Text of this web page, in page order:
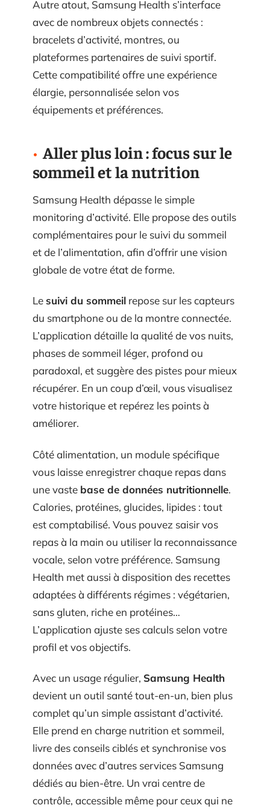
Autre atout, Samsung Health s’interface
avec de nombreux objets connectés :
bracelets d’activité, montres, ou
plateformes partenaires de suivi sportif.
Cette compatibilité offre une expérience
élargie, personnalisée selon vos
équipements et préférences.
Aller plus loin : focus sur le
sommeil et la nutrition
Samsung Health dépasse le simple
monitoring d’activité. Elle propose des outils
complémentaires pour le suivi du sommeil
et de l’alimentation, afin d’offrir une vision
globale de votre état de forme.
Lesuivi du sommeil repose sur les capteurs
du smartphone ou de la montre connectée.
L’application détaille la qualité de vos nuits,
phases de sommeil léger, profond ou
paradoxal, et suggère des pistes pour mieux
récupérer. En un coup d’œil, vous visualisez
votre historique et repérez les points à
améliorer.
Côté alimentation, un module spécifique
vous laisse enregistrer chaque repas dans
une vaste base de données nutritionnelle.
Calories, protéines, glucides, lipides : tout
est comptabilisé. Vous pouvez saisir vos
repas à la main ou utiliser la reconnaissance
vocale, selon votre préférence. Samsung
Health met aussi à disposition des recettes
adaptées à différents régimes : végétarien,
sans gluten, riche en protéines…
L’application ajuste ses calculs selon votre
profil et vos objectifs.
Avec un usage régulier, Samsung Health
devient un outil santé tout-en-un, bien plus
complet qu’un simple assistant d’activité.
Elle prend en charge nutrition et sommeil,
livre des conseils ciblés et synchronise vos
données avec d’autres services Samsung
dédiés au bien-être. Un vrai centre de
contrôle, accessible même pour ceux qui ne